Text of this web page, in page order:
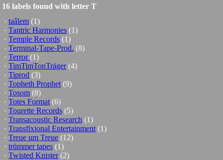
16 labels found with letter T
· taâlem (1)
· Tantric Harmonies (1)
· Temple Records (1)
· Terminal-Tape-Prod. (8)
· Terror(1)
· TimTimTonTräger(4)
· Tiprod (3)
· Topheth Prophet (9)
· Tosom (8)
· Totes Format (6)
· Tourette Records (5)
· Transacoustic Research (1)
· Transfixional Entertainment (1)
· Treue um Treue (12)
· trümmer tapes (1)
· Twisted Knister(2)